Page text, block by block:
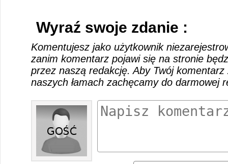
Wyraź swoje zdanie :
Komentujesz jako użytkownik
zanim komentarz pojawi się na stronie
przez naszą redakcję. Aby Twój
naszych łamach zachęcamy do darmowej